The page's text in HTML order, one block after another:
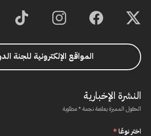
المواقع الإلكترونية للجنة
النشرة الإخبارية
الحقول المميزة بعلامة نجمة * مطلوبة
اختر نوعًا*